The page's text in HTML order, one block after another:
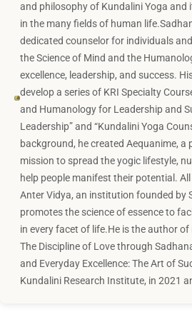
and philosophy of Kundalini Yoga
in the many fields of human
dedicated counselor for individuals
the Science of Mind and the
excellence, leadership, and success.
develop a series of KRI Specialty
and Humanology for Leadership and
Leadership” and “Kundalini Yoga
background, he created Aequanime,
mission to spread the yogic lifestyle,
help people manifest their potential.
Anter Vidya, an institution founded by
promotes the science of essence to
in every facet of life.He is the author
The Discipline of Love through
and Everyday Excellence: The Art of
Kundalini Research Institute, in 2021